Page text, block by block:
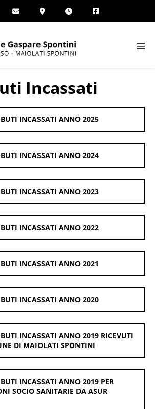
Incassati
INCASSATI ANNO 2025
INCASSATI ANNO 2024
INCASSATI ANNO 2023
INCASSATI ANNO 2022
INCASSATI ANNO 2021
INCASSATI ANNO 2020
INCASSATI ANNO 2019 RICEVUTI
DI MAIOLATI SPONTINI
INCASSATI ANNO 2019 PER
SOCIO SANITARIE DA ASUR